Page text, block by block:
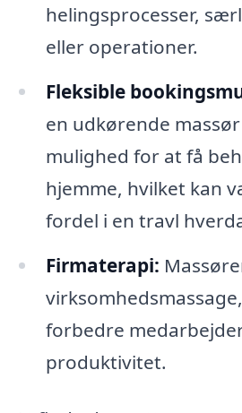
helingsprocesser,
eller operationer.
Fleksible
en udkørende
mulighed for at få
hjemme, hvilket kan
fordel i en travl
Firmaterapi:
forbedre
produktivitet.